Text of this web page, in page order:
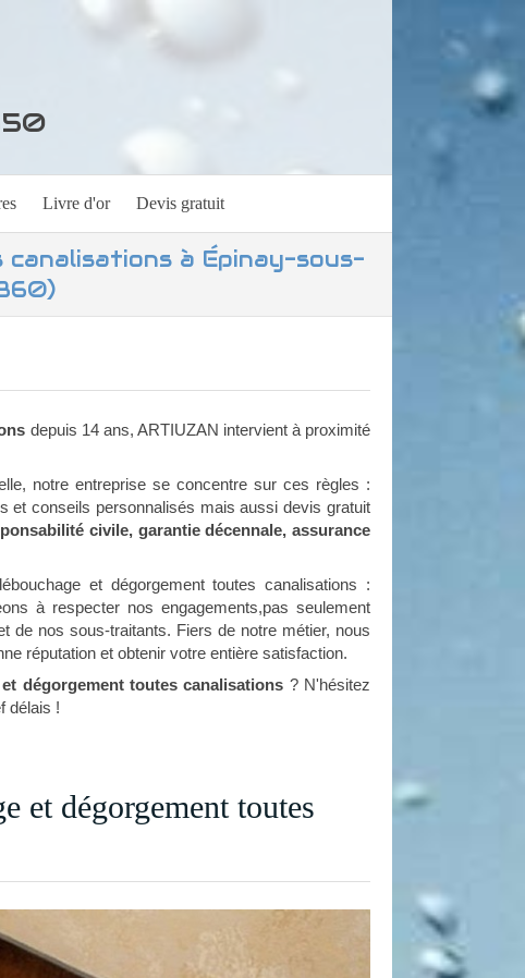
Livre d'or Devis gratuit
à Épinay-sous-
depuis 14 ans, ARTIUZAN intervient à proximité
notre entreprise se concentre sur ces règles :
et conseils personnalisés mais aussi devis gratuit
civile, garantie décennale, assurance
et dégorgement toutes canalisations :
à respecter nos engagements,pas seulement
de nos sous-traitants. Fiers de notre métier, nous
réputation et obtenir votre entière satisfaction.
dégorgement toutes canalisations ? N'hésitez
délais !
et dégorgement toutes